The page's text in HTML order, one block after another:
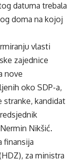
datuma trebala
doma na kojoj
vlasti
zajednice
nove
oko SDP-a,
stranke, kandidat
Nikšić.
finansija
za ministra